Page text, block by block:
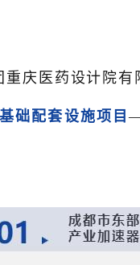
重庆医药设计院
础配套设施项目